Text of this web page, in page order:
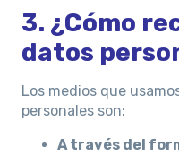
3. ¿Cómo
datos
Los medios que
personales son:
A través del